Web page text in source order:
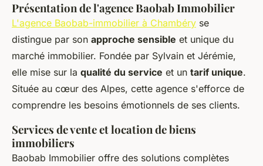
Présentation de l'agence Baobab Immobilier
L'agence Baobab-immobilier à Chambéry se
distingue par son approche sensible et unique du
marché immobilier. Fondée par Sylvain et Jérémie,
elle mise sur la qualité du service et un tarif unique.
Située au cœur des Alpes, cette agence s'efforce de
comprendre les besoins émotionnels de ses clients.
Services de vente et location de biens
immobiliers
Baobab Immobilier offre des solutions complètes